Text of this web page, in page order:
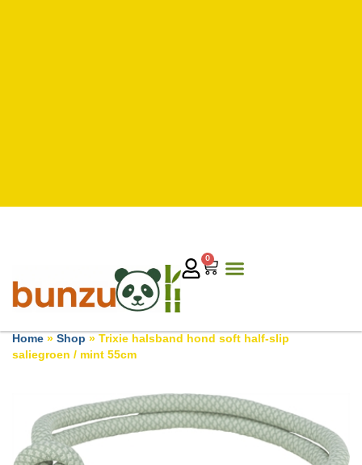
0
Home » Shop » Trixie halsband hond soft half-slip
saliegroen / mint 55cm